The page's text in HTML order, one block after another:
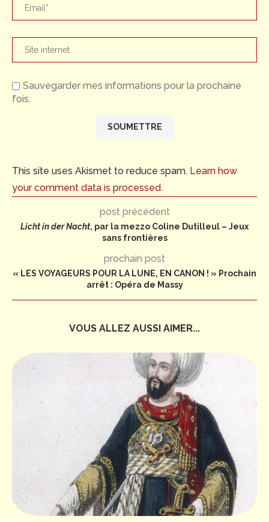
Sauvegarder mes informations pour la prochaine
fois.
This site uses Akismet to reduce spam. Learn how
your comment data is processed.
post précédent
Licht in der Nacht, par la mezzo Coline Dutilleul – Jeux
sans frontières
prochain post
« LES VOYAGEURS POUR LA LUNE, EN CANON ! » Prochain
arrêt : Opéra de Massy
VOUS ALLEZ AUSSI AIMER...